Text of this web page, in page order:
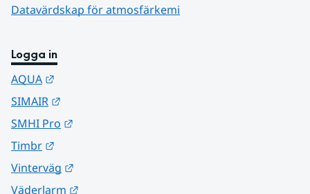
Datavärdskap för atmosfärkemi
Logga in
AQUA
SIMAIR
SMHI Pro
Timbr
Vinterväg
Väderlarm